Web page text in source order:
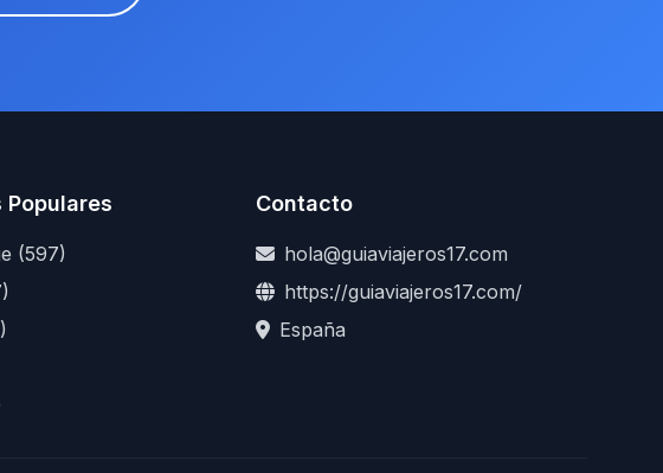
Populares
(597)
Contacto
hola@guiaviajeros17.com
https://guiaviajeros17.com/
España